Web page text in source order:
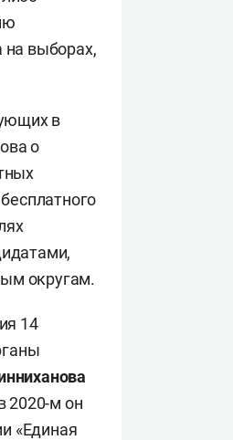
на выборах,
в
о
округам.
14
2020-м он
«Единая